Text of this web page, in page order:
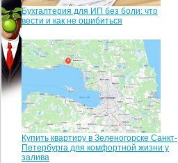
Бухгалтерия для ИП без боли: что
вести и как не ошибиться
Купить квартиру в Зеленогорске Санкт-
Петербурга для комфортной жизни у
залива